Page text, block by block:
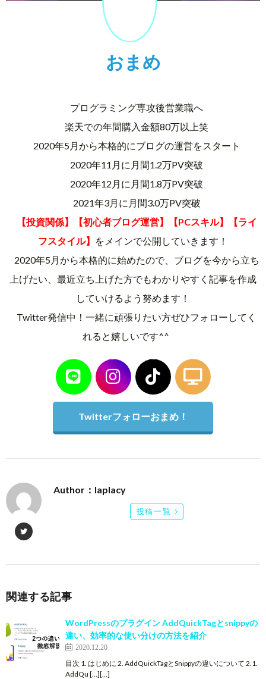
おまめ
プログラミング専攻後営業職へ
楽天での年間購入金額80万以上笑
2020年5月から本格的にブログの運営をスタート
2020年11月に月間1.2万PV突破
2020年12月に月間1.8万PV突破
2021年3月に月間3.0万PV突破
【投資関係】【初心者ブログ運営】【PCスキル】【ライ
フスタイル】
をメインで公開していきます！
2020年5月から本格的に始めたので、ブログを今から立ち
上げたい、最近立ち上げた方でもわかりやすく記事を作成
していけるよう努めます！
Twitter発信中！一緒に頑張りたい方ぜひフォローしてく
れると嬉しいです^^
Twitterフォローおまめ！
Author：laplacy
投稿一覧
関連する記事
WordPressのプラグイン AddQuickTagとsnippyの
違い、効率的な使い分けの方法を紹介
2020.12.20
目次 1. はじめに 2. AddQuickTagとSnippyの違いについて 2.1.
AddQu […][…]